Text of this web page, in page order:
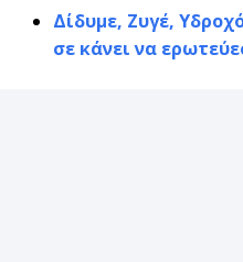
Δίδυμε, Ζυγέ,
σε κάνει να